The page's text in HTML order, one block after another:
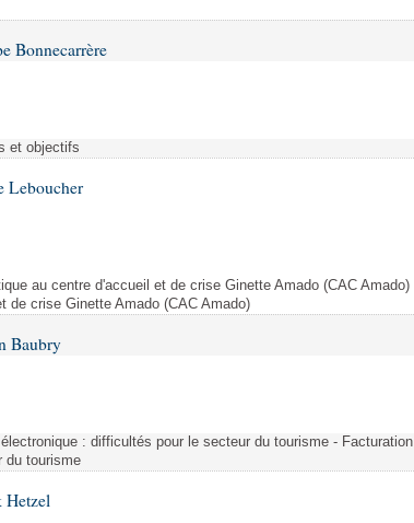
Bonnecarrère
et objectifs
Leboucher
au centre d'accueil et de crise Ginette Amado (CAC Amado)
de crise Ginette Amado (CAC Amado)
Baubry
: difficultés pour le secteur du tourisme - Facturation
du tourisme
Hetzel